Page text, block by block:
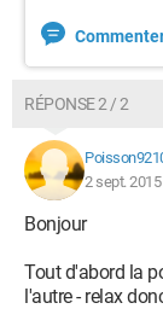
RÉPONSE 2 / 2
2 sept.
Bonjour
Tout d'abord la
l'autre - relax